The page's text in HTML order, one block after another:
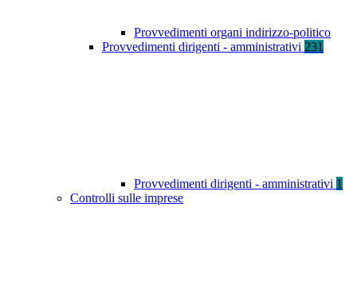
Provvedimenti organi indirizzo-politico
Provvedimenti dirigenti - amministrativi 231
Provvedimenti dirigenti - amministrativi 1
Controlli sulle imprese